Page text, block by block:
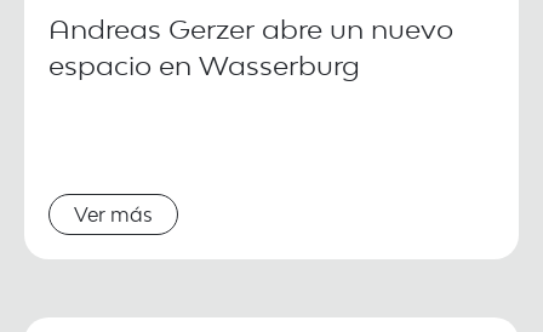
Andreas Gerzer abre un nuevo
espacio en Wasserburg
Ver más